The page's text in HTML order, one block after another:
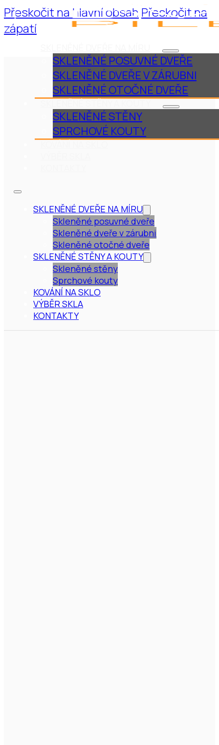
Přeskočit na hlavní obsah Přeskočit na
zápatí
SKLENĚNÉ POSUVNÉ DVEŘE
SKLENĚNÉ DVEŘE V ZÁRUBNI
SKLENĚNÉ OTOČNÉ DVEŘE
SKLENĚNÉ STĚNY
SPRCHOVÉ KOUTY
SKLENĚNÉ DVEŘE NA MÍRU
Skleněné posuvné dveře
Skleněné dveře v zárubni
Skleněné otočné dveře
SKLENĚNÉ STĚNY A KOUTY
Skleněné stěny
Sprchové kouty
KOVÁNÍ NA SKLO
VÝBĚR SKLA
KONTAKTY